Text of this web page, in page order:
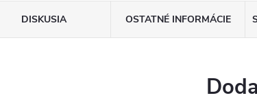
DISKUSIA OSTATNÉ INFORMÁCIE